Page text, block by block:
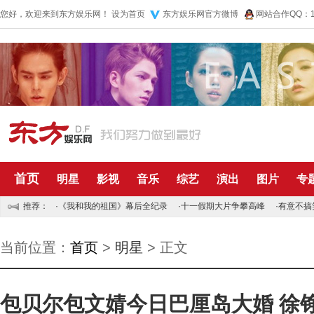
您好，欢迎来到东方娱乐网！ 设为首页 东方娱乐网官方微博 网站合作QQ
首页 明星 影视 音乐 综艺 演出 图片 专
推荐： · 《我和我的祖国》幕后全纪录 ·十一假期大片争攀高峰 ·有意不搞
当前位置： 首页 > 明星 > 正文
包贝尔包文婧今日巴厘岛大婚 徐